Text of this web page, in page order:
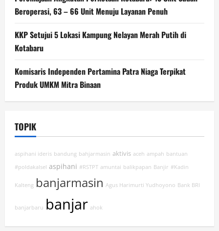
Beroperasi, 63 – 66 Unit Menuju Layanan Penuh
KKP Setujui 5 Lokasi Kampung Nelayan Merah Putih di
Kotabaru
Komisaris Independen Pertamina Patra Niaga Terpikat
Produk UMKM Mitra Binaan
TOPIK
aspihani ideris bandung bahjarmasin aktivis aceh ampah bantuan
#poldakalsel aspihani #RSTPT amuntai balikpapan Banjir #Kadin
Kalteng banjarmasin Agus Harimurti Yudhoyono Bank BRI
banjarbaru banjar ahok